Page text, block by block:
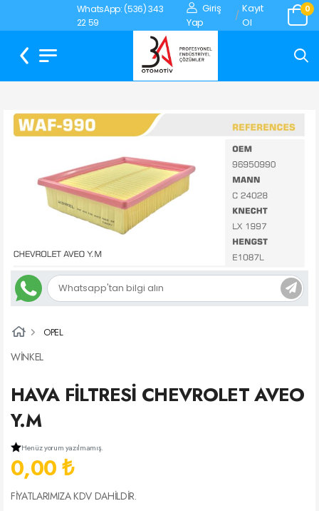
WhatsApp: (536) 343
22 59
Giriş
Yap
/
Kayıt
Ol
0
OPEL
WİNKEL
HAVA FİLTRESİ CHEVROLET AVEO
Y.M
Henüz yorum yazılmamış.
0,00 ₺
FİYATLARIMIZA KDV DAHİLDİR.